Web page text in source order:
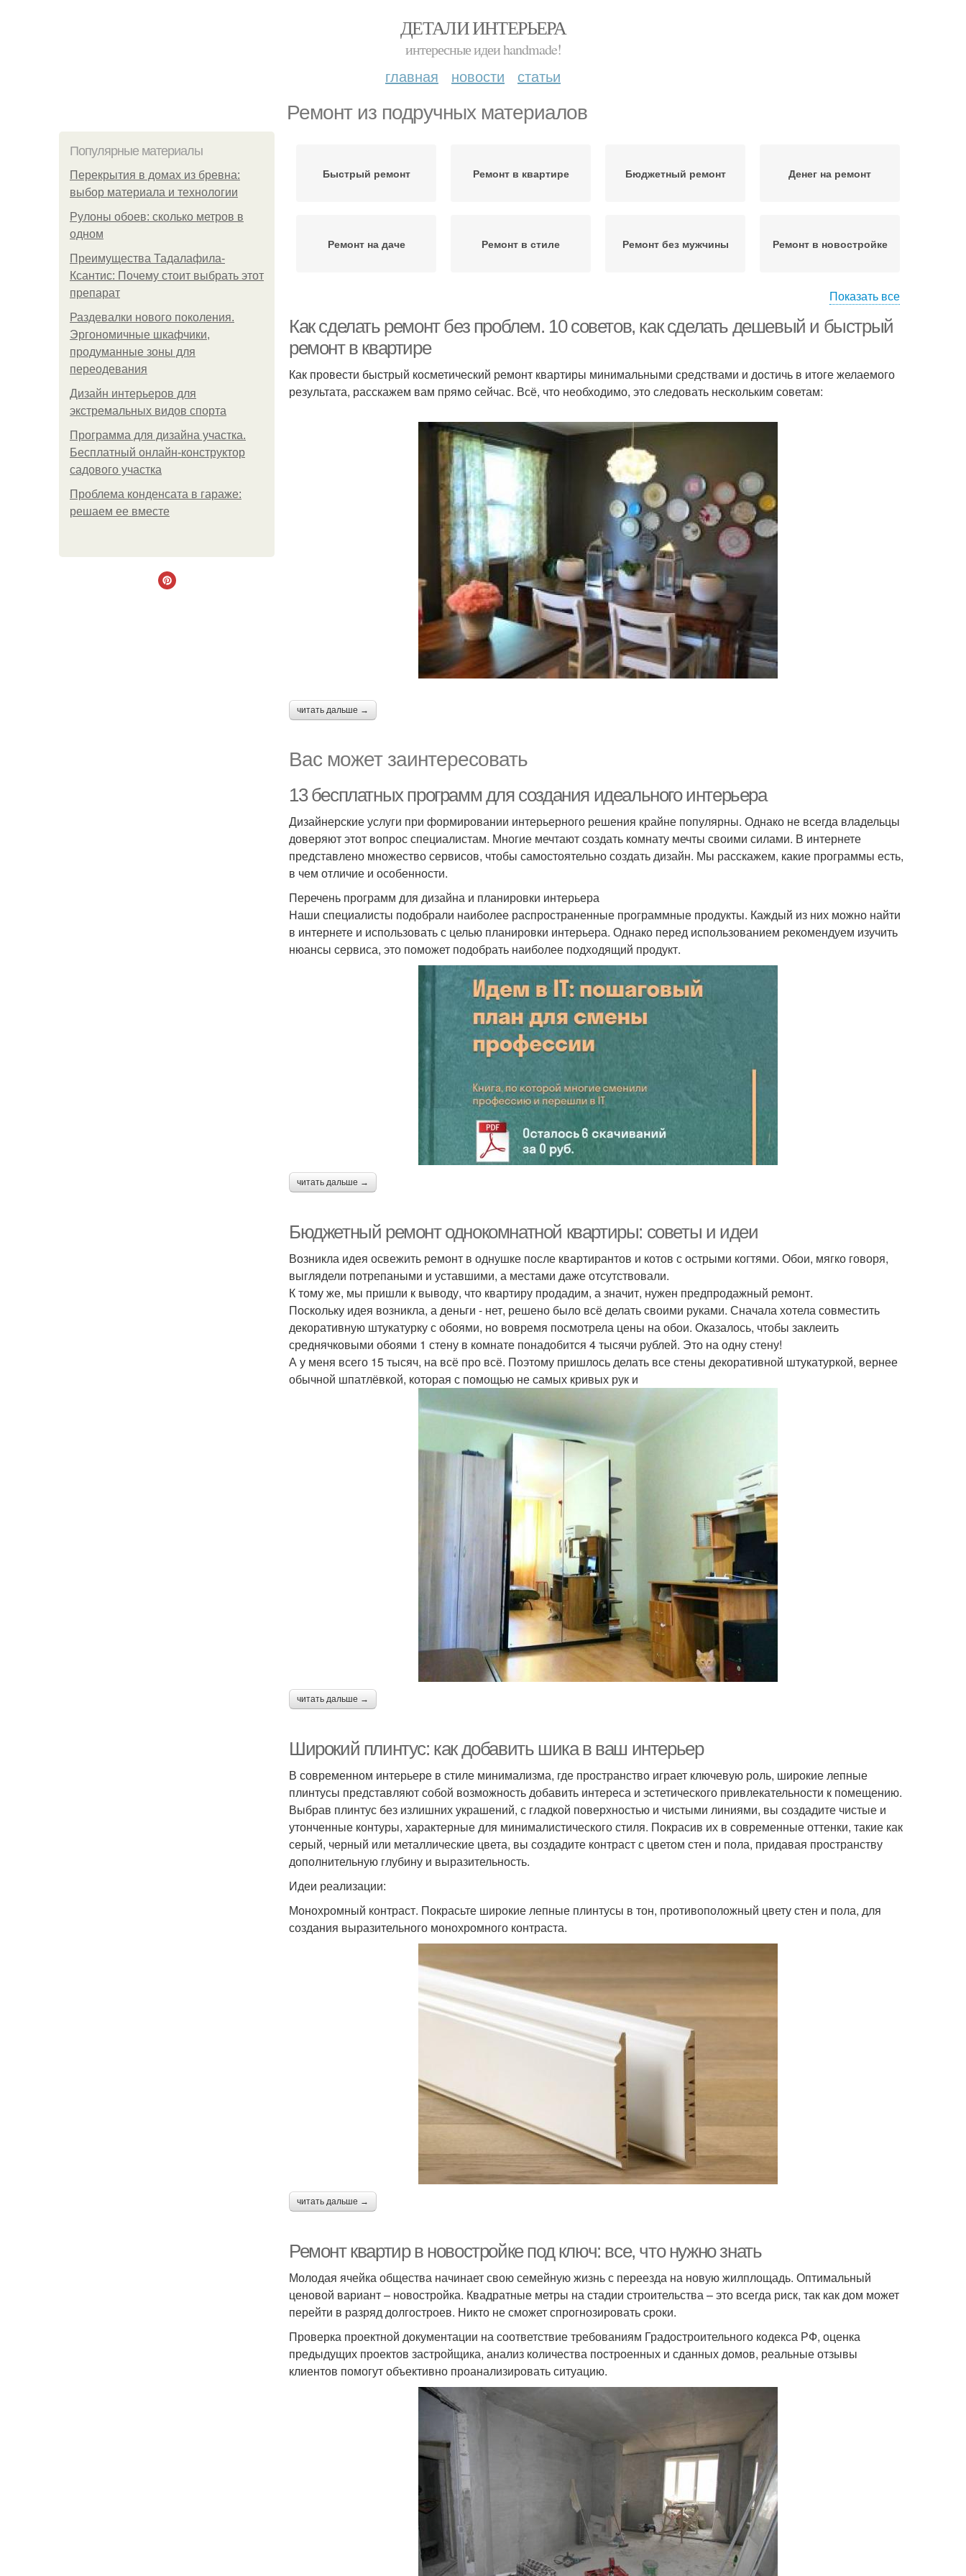
ДЕТАЛИ ИНТЕРЬЕРА
интересные идеи handmade!
главная новости статьи
Ремонт из подручных материалов
Популярные материалы
Перекрытия в домах из бревна:
выбор материала и технологии
Рулоны обоев: сколько метров в
одном
Преимущества Тадалафила-
Ксантис: Почему стоит выбрать этот
препарат
Раздевалки нового поколения.
Эргономичные шкафчики,
продуманные зоны для
переодевания
Дизайн интерьеров для
экстремальных видов спорта
Программа для дизайна участка.
Бесплатный онлайн-конструктор
садового участка
Проблема конденсата в гараже:
решаем ее вместе
Быстрый ремонт Ремонт в квартире Бюджетный ремонт Денег на ремонт
Ремонт на даче Ремонт в стиле Ремонт без мужчины Ремонт в новостройке
Показать все
Как сделать ремонт без проблем. 10 советов, как сделать дешевый и быстрый
ремонт в квартире
Как провести быстрый косметический ремонт квартиры минимальными средствами и достичь в итоге желаемого
результата, расскажем вам прямо сейчас. Всё, что необходимо, это следовать нескольким советам:
читать дальше →
Вас может заинтересовать
13 бесплатных программ для создания идеального интерьера
Дизайнерские услуги при формировании интерьерного решения крайне популярны. Однако не всегда владельцы
доверяют этот вопрос специалистам. Многие мечтают создать комнату мечты своими силами. В интернете
представлено множество сервисов, чтобы самостоятельно создать дизайн. Мы расскажем, какие программы есть,
в чем отличие и особенности.
Перечень программ для дизайна и планировки интерьера
Наши специалисты подобрали наиболее распространенные программные продукты. Каждый из них можно найти
в интернете и использовать с целью планировки интерьера. Однако перед использованием рекомендуем изучить
нюансы сервиса, это поможет подобрать наиболее подходящий продукт.
читать дальше →
Бюджетный ремонт однокомнатной квартиры: советы и идеи
Возникла идея освежить ремонт в однушке после квартирантов и котов с острыми когтями. Обои, мягко говоря,
выглядели потрепаными и уставшими, а местами даже отсутствовали.
К тому же, мы пришли к выводу, что квартиру продадим, а значит, нужен предпродажный ремонт.
Поскольку идея возникла, а деньги - нет, решено было всё делать своими руками. Сначала хотела совместить
декоративную штукатурку с обоями, но вовремя посмотрела цены на обои. Оказалось, чтобы заклеить
среднячковыми обоями 1 стену в комнате понадобится 4 тысячи рублей. Это на одну стену!
А у меня всего 15 тысяч, на всё про всё. Поэтому пришлось делать все стены декоративной штукатуркой, вернее
обычной шпатлёвкой, которая с помощью не самых кривых рук и
читать дальше →
Широкий плинтус: как добавить шика в ваш интерьер
В современном интерьере в стиле минимализма, где пространство играет ключевую роль, широкие лепные
плинтусы представляют собой возможность добавить интереса и эстетического привлекательности к помещению.
Выбрав плинтус без излишних украшений, с гладкой поверхностью и чистыми линиями, вы создадите чистые и
утонченные контуры, характерные для минималистического стиля. Покрасив их в современные оттенки, такие как
серый, черный или металлические цвета, вы создадите контраст с цветом стен и пола, придавая пространству
дополнительную глубину и выразительность.
Идеи реализации:
Монохромный контраст. Покрасьте широкие лепные плинтусы в тон, противоположный цвету стен и пола, для
создания выразительного монохромного контраста.
читать дальше →
Ремонт квартир в новостройке под ключ: все, что нужно знать
Молодая ячейка общества начинает свою семейную жизнь с переезда на новую жилплощадь. Оптимальный
ценовой вариант – новостройка. Квадратные метры на стадии строительства – это всегда риск, так как дом может
перейти в разряд долгостроев. Никто не сможет спрогнозировать сроки.
Проверка проектной документации на соответствие требованиям Градостроительного кодекса РФ, оценка
предыдущих проектов застройщика, анализ количества построенных и сданных домов, реальные отзывы
клиентов помогут объективно проанализировать ситуацию.